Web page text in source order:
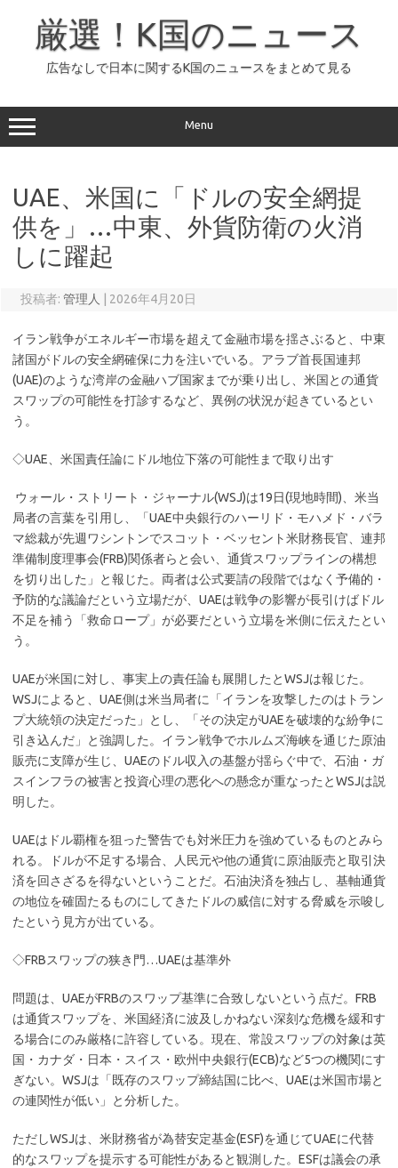
ッ
プ
厳選！K国のニュース
広告なしで日本に関するK国のニュースをまとめて見る
Menu
UAE、米国に「ドルの安全網提
供を」…中東、外貨防衛の火消
しに躍起
投稿者: 管理人 2026年4月20日
イラン戦争がエネルギー市場を超えて金融市場を揺さぶると、中東
諸国がドルの安全網確保に力を注いでいる。アラブ首長国連邦
(UAE)のような湾岸の金融ハブ国家までが乗り出し、米国との通貨
スワップの可能性を打診するなど、異例の状況が起きているとい
う。
◇UAE、米国責任論にドル地位下落の可能性まで取り出す
ウォール・ストリート・ジャーナル(WSJ)は19日(現地時間)、米当
局者の言葉を引用し、「UAE中央銀行のハーリド・モハメド・バラ
マ総裁が先週ワシントンでスコット・ベッセント米財務長官、連邦
準備制度理事会(FRB)関係者らと会い、通貨スワップラインの構想
を切り出した」と報じた。両者は公式要請の段階ではなく予備的・
予防的な議論だという立場だが、UAEは戦争の影響が長引けばドル
不足を補う「救命ロープ」が必要だという立場を米側に伝えたとい
う。
UAEが米国に対し、事実上の責任論も展開したとWSJは報じた。
WSJによると、UAE側は米当局者に「イランを攻撃したのはトラン
プ大統領の決定だった」とし、「その決定がUAEを破壊的な紛争に
引き込んだ」と強調した。イラン戦争でホルムズ海峡を通じた原油
販売に支障が生じ、UAEのドル収入の基盤が揺らぐ中で、石油・ガ
スインフラの被害と投資心理の悪化への懸念が重なったとWSJは説
明した。
UAEはドル覇権を狙った警告でも対米圧力を強めているものとみら
れる。ドルが不足する場合、人民元や他の通貨に原油販売と取引決
済を回さざるを得ないということだ。石油決済を独占し、基軸通貨
の地位を確固たるものにしてきたドルの威信に対する脅威を示唆し
たという見方が出ている。
◇FRBスワップの狭き門…UAEは基準外
問題は、UAEがFRBのスワップ基準に合致しないという点だ。FRB
は通貨スワップを、米国経済に波及しかねない深刻な危機を緩和す
る場合にのみ厳格に許容している。現在、常設スワップの対象は英
国・カナダ・日本・スイス・欧州中央銀行(ECB)など5つの機関にす
ぎない。WSJは「既存のスワップ締結国に比べ、UAEは米国市場と
の連関性が低い」と分析した。
ただしWSJは、米財務省が為替安定基金(ESF)を通じてUAEに代替
的なスワップを提示する可能性があると観測した。ESFは議会の承